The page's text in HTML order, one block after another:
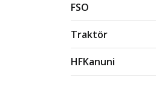
FSO
Traktör
HFKanuni